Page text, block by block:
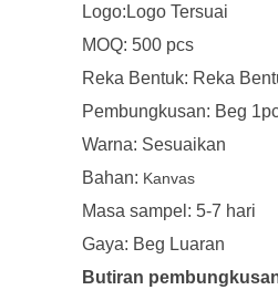
Logo:Logo Tersuai
MOQ: 500 pcs
Reka Bentuk: Reka
Pembungkusan: Beg
Warna: Sesuaikan
Bahan: Kanvas
Masa sampel: 5-7 hari
Gaya: Beg Luaran
Butiran